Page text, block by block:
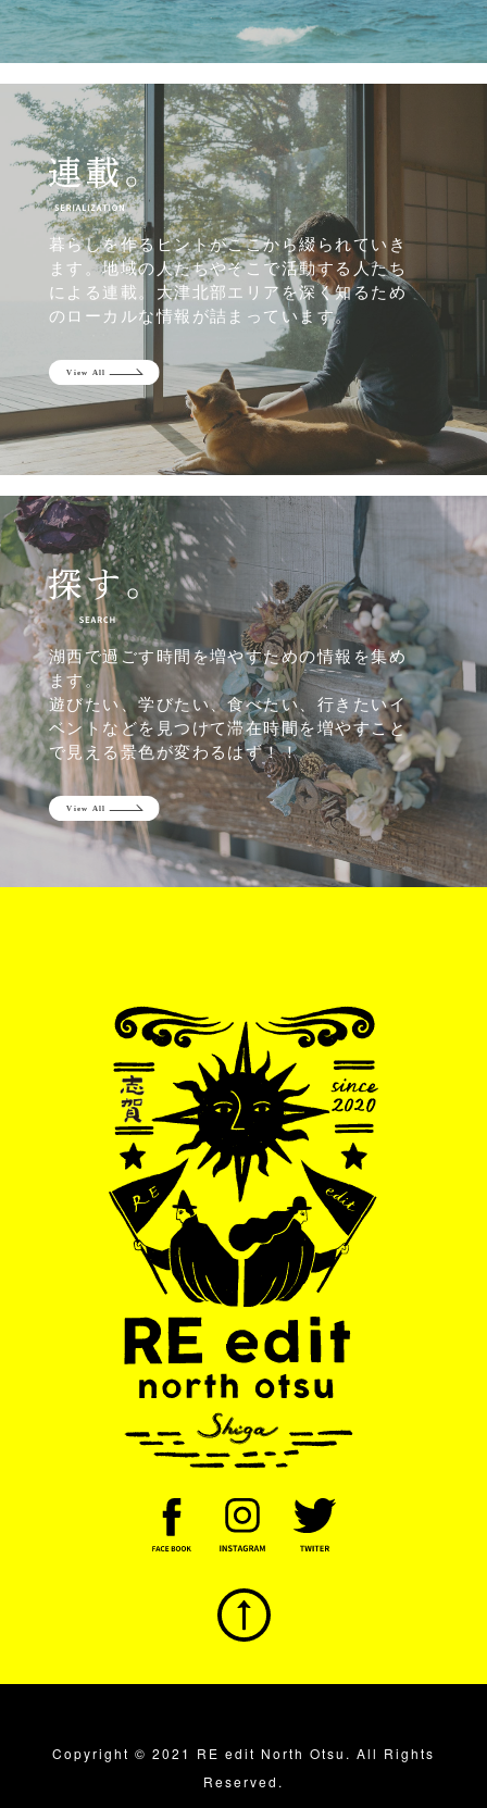
暮らしを作るヒントがここから綴られていき
ます。地域の人たちやそこで活動する人たち
による連載。大津北部エリアを深く知るため
のローカルな情報が詰まっています。
湖西で過ごす時間を増やすための情報を集め
ます。
遊びたい、学びたい、食べたい、行きたいイ
ベントなどを見つけて滞在時間を増やすこと
で見える景色が変わるはず！！
Copyright © 2021 RE edit North Otsu. All Rights
Reserved.